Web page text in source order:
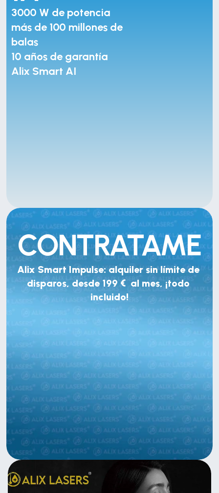
Más potencia. Más
resultados. BlueIce a
partir de 19 900 €
3000 W de potencia
más de 100 millones de
balas
10 años de garantía
Alix Smart AI
CONTRATAME
Alix Smart Impulse: alquiler sin límite de
disparos, desde 199 €  al mes, ¡todo
incluido!